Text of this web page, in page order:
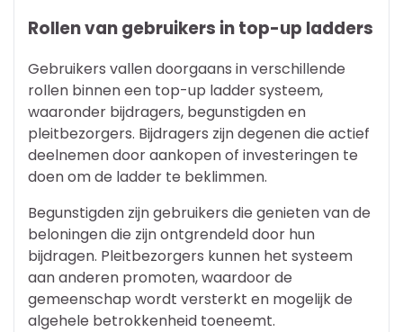
Rollen van gebruikers in top-up ladders
Gebruikers vallen doorgaans in verschillende
rollen binnen een top-up ladder systeem,
waaronder bijdragers, begunstigden en
pleitbezorgers. Bijdragers zijn degenen die actief
deelnemen door aankopen of investeringen te
doen om de ladder te beklimmen.
Begunstigden zijn gebruikers die genieten van de
beloningen die zijn ontgrendeld door hun
bijdragen. Pleitbezorgers kunnen het systeem
aan anderen promoten, waardoor de
gemeenschap wordt versterkt en mogelijk de
algehele betrokkenheid toeneemt.